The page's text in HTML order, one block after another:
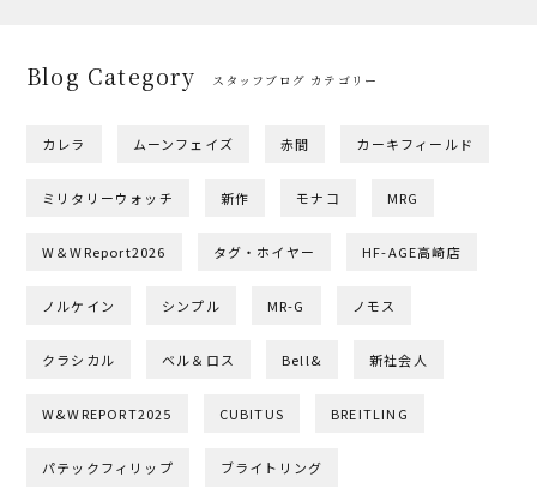
Blog Category スタッフブログ カテゴリー
カレラ ムーンフェイズ 赤間 カーキフィールド
ミリタリーウォッチ 新作 モナコ MRG
W＆WReport2026 タグ・ホイヤー HF-AGE高崎店
ノルケイン シンプル MR-G ノモス
クラシカル ベル＆ロス Bell& 新社会人
W&WREPORT2025 CUBITUS BREITLING
パテックフィリップ ブライトリング